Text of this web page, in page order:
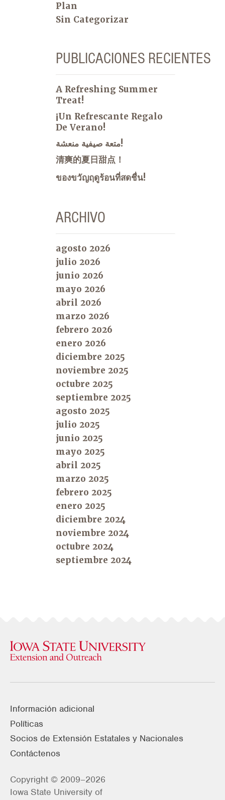
Plan
Sin Categorizar
PUBLICACIONES RECIENTES
A Refreshing Summer
Treat!
¡Un Refrescante Regalo
De Verano!
متعة صيفية منعشة!
清爽的夏日甜点！
ของขวัญฤดูร้อนที่สดชื่น!
ARCHIVO
agosto 2026
julio 2026
junio 2026
mayo 2026
abril 2026
marzo 2026
febrero 2026
enero 2026
diciembre 2025
noviembre 2025
octubre 2025
septiembre 2025
agosto 2025
julio 2025
junio 2025
mayo 2025
abril 2025
marzo 2025
febrero 2025
enero 2025
diciembre 2024
noviembre 2024
octubre 2024
septiembre 2024
Información adicional
Políticas
Socios de Extensión Estatales y Nacionales
Contáctenos
Copyright © 2009–2026
Iowa State University of